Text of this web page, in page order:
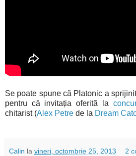
Se poate spune că Platonic a
pentru că invitația oferită la
chitarist (Alex Petre de la Dream
Calin la vineri, octombrie 25, 2013 2